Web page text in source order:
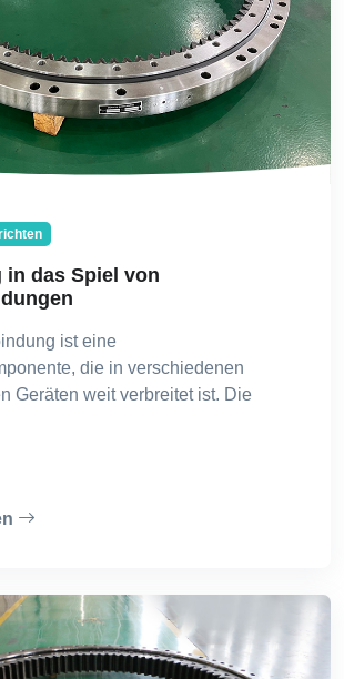
in das Spiel von
ist eine
die in verschiedenen
Geräten weit verbreitet ist. Die